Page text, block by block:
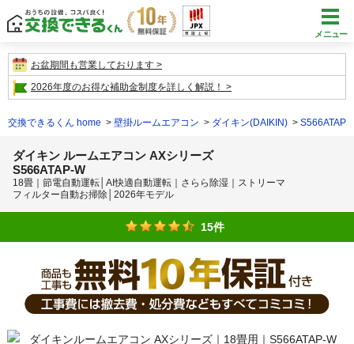
メニュー
お盆期間も営業しております
2026年度のお得な補助金制度を詳しく解説！
交換できるくん home 壁掛ルームエアコン ダイキン(DAIKIN) S566ATAP-
ダイキン ルームエアコン AXシリーズ
S566ATAP-W
18畳｜節電自動運転│AI快適自動運転｜さらら除湿｜ストリーマ
フィルター自動お掃除│2026年モデル
15件